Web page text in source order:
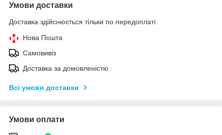
Умови доставки
Доставка здійснюється тільки по передоплаті.
Нова Пошта
Самовивіз
Доставка за домовленістю
Всі умови доставки
Умови оплати